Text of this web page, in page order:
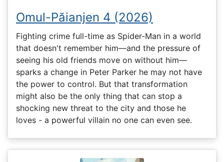
Omul-Păianjen 4 (2026)
Fighting crime full-time as Spider-Man in a world
that doesn't remember him—and the pressure of
seeing his old friends move on without him—
sparks a change in Peter Parker he may not have
the power to control. But that transformation
might also be the only thing that can stop a
shocking new threat to the city and those he
loves - a powerful villain no one can even see.